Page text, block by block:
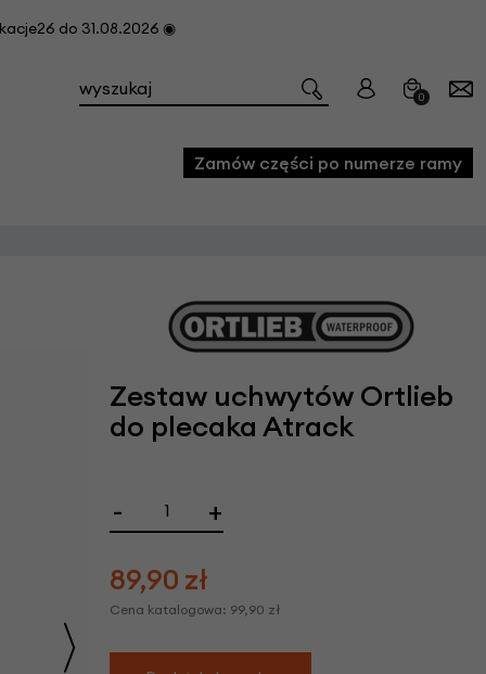
do 31.08.2026 ◉
0
Zamów części po numerze ramy
Zestaw uchwytów Ortlieb
do plecaka Atrack
- +
89,90 zł
Cena katalogowa: 99,90 zł